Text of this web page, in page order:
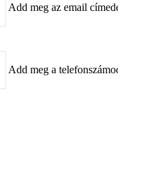
Add meg az email címedet
Add meg a telefonszámodat